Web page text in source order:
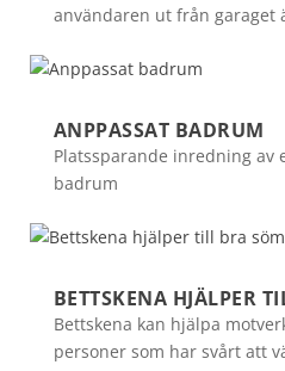
användaren ut från garaget
ANPPASSAT BADRUM
Platssparande inredning av
badrum
BETTSKENA HJÄLPER
Bettskena kan hjälpa
personer som har svårt att